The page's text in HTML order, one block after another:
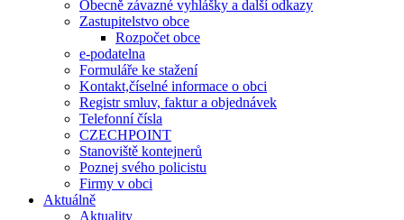
Obecně závazné vyhlášky a další odkazy
Zastupitelstvo obce
Rozpočet obce
e-podatelna
Formuláře ke stažení
Kontakt,číselné informace o obci
Registr smluv, faktur a objednávek
Telefonní čísla
CZECHPOINT
Stanoviště kontejnerů
Poznej svého policistu
Firmy v obci
Aktuálně
Aktuality